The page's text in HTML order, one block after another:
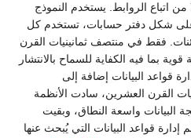
اتباع الروابط. يستخدم النموذج
شكل دفتر حسابات، تستخدم كل
فقط في منتصف ثمانينيات القرن
بما فيه الكفاية للسماح بالانتشار
قواعد البيانات إضافة إلى
القرن العشرين، سادت الأنظمة
البيانات واسعة النطاق، وبقيت
وأكثر نظم إدارة قواعد البيانات التي يُبحث عنها